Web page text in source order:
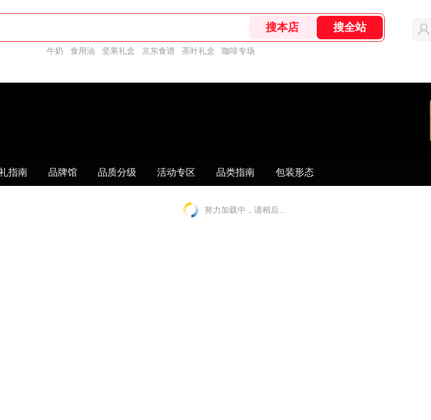
牛奶 食用油 坚果礼盒 京东食谱 茶叶礼盒 咖啡专场
指南 品牌馆 品质分级 活动专区 品类指南 包装形态
努力加载中，请稍后...